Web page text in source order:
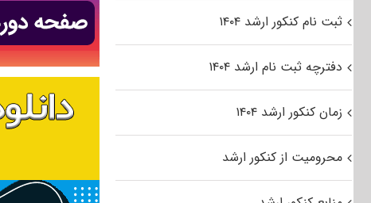
ثبت نام کنکور ارشد ۱۴۰۴
دفترچه ثبت نام ارشد ۱۴۰۴
زمان کنکور ارشد ۱۴۰۴
محرومیت از کنکور ارشد